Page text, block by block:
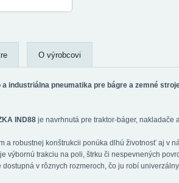
O výrobcovi
a industriálna pneumatika pre bágre a zemné
IND88 je navrhnutá pre traktor-báger, nakladače
a robustnej konštrukcii ponúka dlhú životnosť aj v
výbornú trakciu na poli, štrku či nespevnených
dostupná v rôznych rozmeroch, čo ju robí